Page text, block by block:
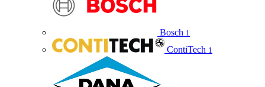
Bosch 1
ContiTech 1